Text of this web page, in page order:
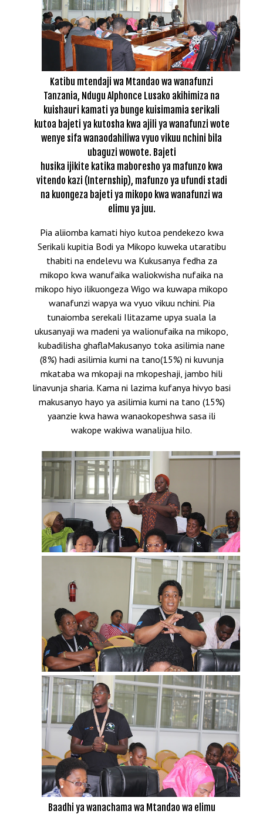
Katibu mtendaji wa Mtandao wa wanafunzi
Tanzania, Ndugu Alphonce Lusako akihimiza na
kuishauri kamati ya bunge kuisimamia serikali
kutoa bajeti ya kutosha kwa ajili ya wanafunzi wote
wenye sifa wanaodahiliwa vyuo vikuu nchini bila
ubaguzi wowote. Bajeti
husika ijikite katika maboresho ya mafunzo kwa
vitendo kazi (Internship), mafunzo ya ufundi stadi
na kuongeza bajeti ya mikopo kwa wanafunzi wa
elimu ya juu.
Pia aliiomba kamati hiyo kutoa pendekezo kwa
Serikali kupitia Bodi ya Mikopo kuweka utaratibu
thabiti na endelevu wa Kukusanya fedha za
mikopo kwa wanufaika waliokwisha nufaika na
mikopo hiyo ilikuongeza Wigo wa kuwapa mikopo
wanafunzi wapya wa vyuo vikuu nchini. Pia
tunaiomba serekali Ilitazame upya suala la
ukusanyaji wa madeni ya walionufaika na mikopo,
kubadilisha ghaflaMakusanyo toka asilimia nane
(8%) hadi asilimia kumi na tano(15%) ni kuvunja
mkataba wa mkopaji na mkopeshaji, jambo hili
linavunja sharia. Kama ni lazima kufanya hivyo basi
makusanyo hayo ya asilimia kumi na tano (15%)
yaanzie kwa hawa wanaokopeshwa sasa ili
wakope wakiwa wanalijua hilo.
Baadhi ya wanachama wa Mtandao wa elimu